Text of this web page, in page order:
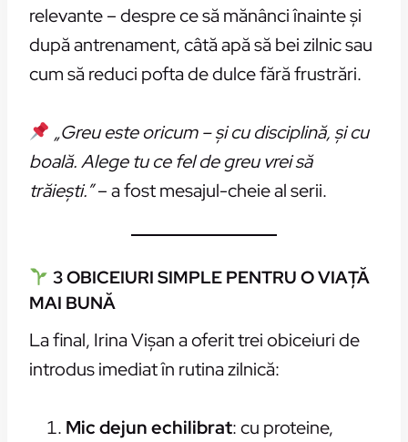
relevante – despre ce să mănânci înainte și
după antrenament, câtă apă să bei zilnic sau
cum să reduci pofta de dulce fără frustrări.
„Greu este oricum – și cu disciplină, și cu
boală. Alege tu ce fel de greu vrei să
trăiești.”– a fost mesajul-cheie al serii.
3 OBICEIURI SIMPLE PENTRU O VIAȚĂ
MAI BUNĂ
La final, Irina Vișan a oferit trei obiceiuri de
introdus imediat în rutina zilnică:
Mic dejun echilibrat: cu proteine,